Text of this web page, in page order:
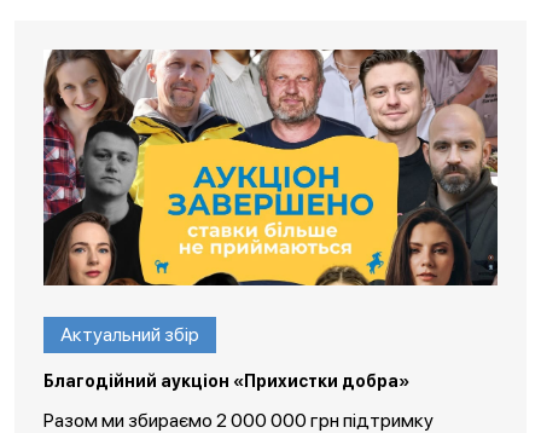
Актуальний збір
Благодійний аукціон «Прихистки добра»
Разом ми збираємо 2 000 000 грн підтримку